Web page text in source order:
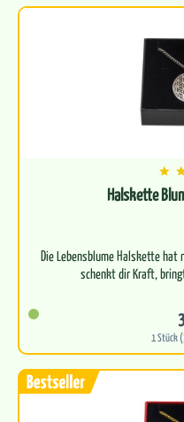
Halskette
Die Lebensblume Halskette
1 Stück